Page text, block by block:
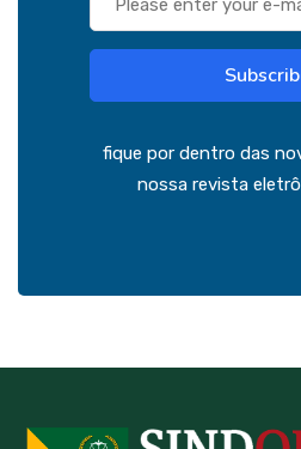
fique por dentro das
nossa revista